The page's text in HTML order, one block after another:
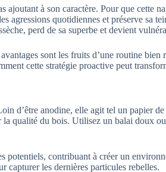
ajoutant à son caractère. Pour que cette
agressions quotidiennes et préserve sa
perd de sa superbe et devient
sont les fruits d’une routine bien
cette stratégie proactive peut
d’être anodine, elle agit tel un papier
la qualité du bois. Utilisez un balai doux
potentiels, contribuant à créer un
capturer les dernières particules rebelles.